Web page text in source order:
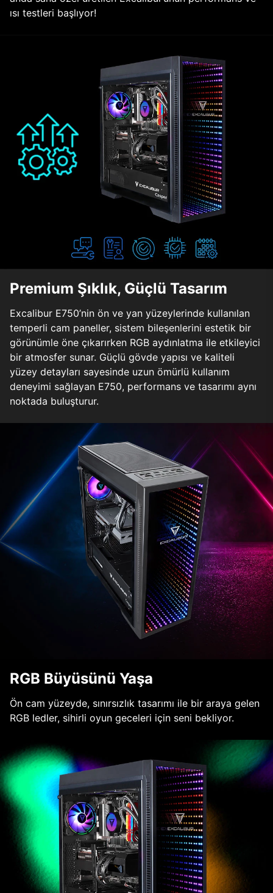
ısı testleri başlıyor!
Premium Şıklık, Güçlü Tasarım
Excalibur E750’nin ön ve yan yüzeylerinde kullanılan
temperli cam paneller, sistem bileşenlerini estetik bir
görünümle öne çıkarırken RGB aydınlatma ile etkileyici
bir atmosfer sunar. Güçlü gövde yapısı ve kaliteli
yüzey detayları sayesinde uzun ömürlü kullanım
deneyimi sağlayan E750, performans ve tasarımı aynı
noktada buluşturur.
RGB Büyüsünü Yaşa
Ön cam yüzeyde, sınırsızlık tasarımı ile bir araya gelen
RGB ledler, sihirli oyun geceleri için seni bekliyor.